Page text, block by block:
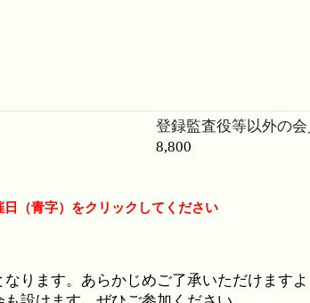
登録監査役等以外の
8,800
（青字）をクリックしてください